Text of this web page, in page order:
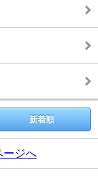
新着順
ージへ